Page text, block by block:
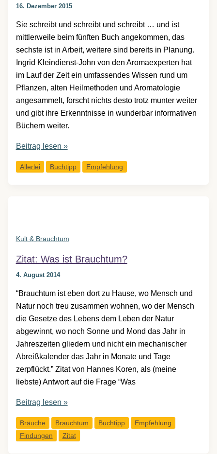
16. Dezember 2015
Sie schreibt und schreibt und schreibt … und ist
mittlerweile beim fünften Buch angekommen, das
sechste ist in Arbeit, weitere sind bereits in Planung.
Ingrid Kleindienst-John von den Aromaexperten hat
im Lauf der Zeit ein umfassendes Wissen rund um
Pflanzen, alten Heilmethoden und Aromatologie
angesammelt, forscht nichts desto trotz munter weiter
und gibt ihre Erkenntnisse in wunderbar informativen
Büchern weiter.
Buchtipp:
bunt
Beitrag lesen »
Allerlei Buchtipp Empfehlung
Kult & Brauchtum
Zitat: Was ist Brauchtum?
4. August 2014
“Brauchtum ist eben dort zu Hause, wo Mensch und
Natur noch treu zusammen wohnen, wo der Mensch
die Gesetze des Lebens dem Leben der Natur
abgewinnt, wo noch Sonne und Mond das Jahr in
Jahreszeiten gliedern und nicht ein mechanischer
Abreißkalender das Jahr in Monate und Tage
zerpflückt.” Zitat von Hannes Koren, als (meine
liebste) Antwort auf die Frage “Was
Zitat:
ist
Brauchtum?
Beitrag lesen »
Bräuche Brauchtum Buchtipp
Empfehlung
Findungen
Zitat